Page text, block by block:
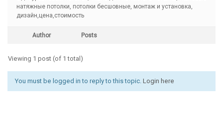
натяжные потолки, потолки бесшовные, монтаж и установка,
дизайн,цена,стоимость
Author Posts
Viewing 1 post (of 1 total)
You must be logged in to reply to this topic. Login here